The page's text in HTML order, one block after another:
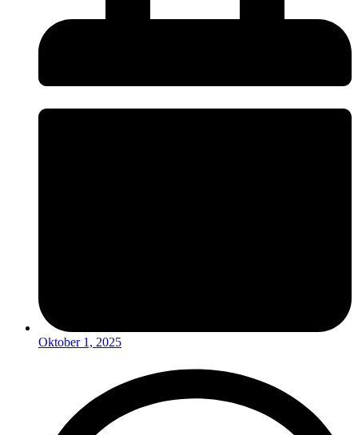
Oktober 1, 2025